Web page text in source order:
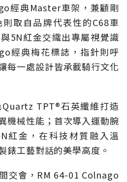
經典Master車架，兼顧剛
取自品牌代表性的C68車
5N紅金交織出專屬視覺識
經典梅花標誌，指針則呼
每一處設計皆承載騎行文化
TPT®石英纖維打造
機械性能；首次導入運動腕
紅金，在科技材質融入溫
錶工藝對話的美學高度。
交會，RM 64-01 Colnago